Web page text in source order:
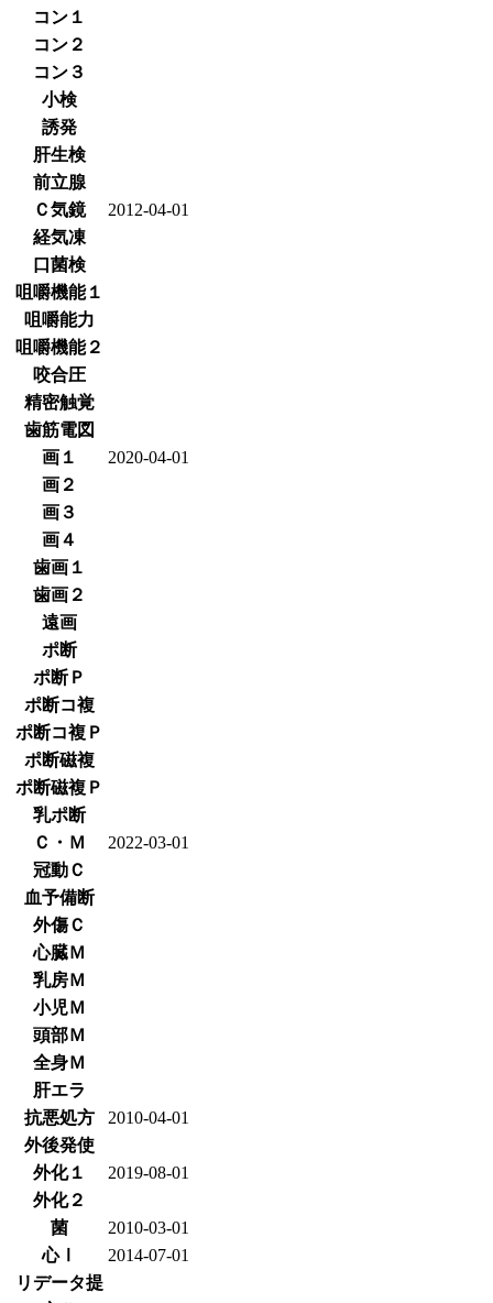
コン１
コン２
コン３
小検
誘発
肝生検
前立腺
Ｃ気鏡
2012-04-01
経気凍
口菌検
咀嚼機能１
咀嚼能力
咀嚼機能２
咬合圧
精密触覚
歯筋電図
画１
2020-04-01
画２
画３
画４
歯画１
歯画２
遠画
ポ断
ポ断Ｐ
ポ断コ複
ポ断コ複Ｐ
ポ断磁複
ポ断磁複Ｐ
乳ポ断
Ｃ・Ｍ
2022-03-01
冠動Ｃ
血予備断
外傷Ｃ
心臓Ｍ
乳房Ｍ
小児Ｍ
頭部Ｍ
全身Ｍ
肝エラ
抗悪処方
2010-04-01
外後発使
外化１
2019-08-01
外化２
菌
2010-03-01
心Ⅰ
2014-07-01
リデータ提